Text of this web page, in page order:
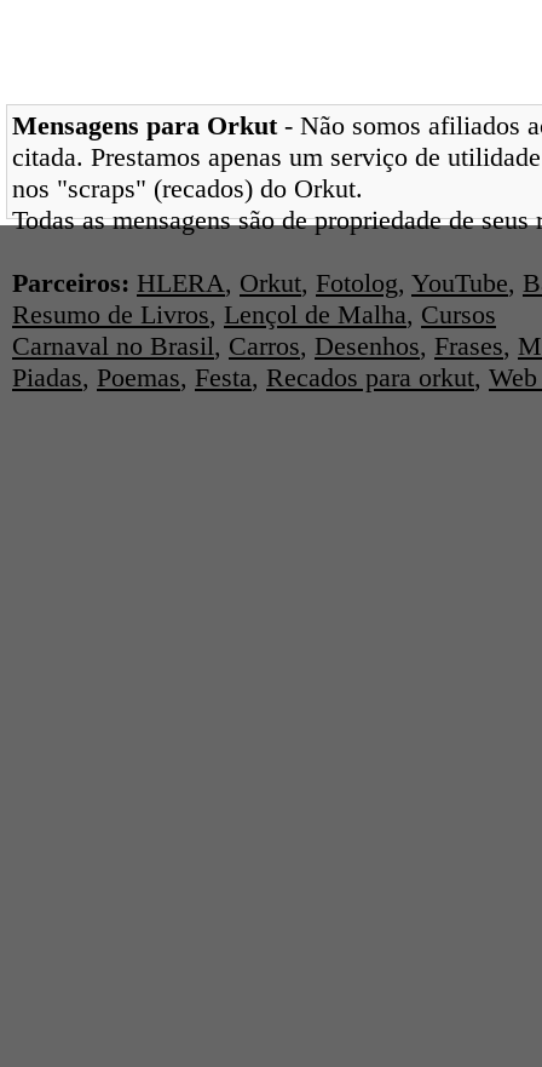
Mensagens para Orkut- Não somos afiliados
citada. Prestamos apenas um serviço de
nos "scraps" (recados) do Orkut.
Todas as mensagens são de propriedade de
Parceiros: HLERA, Orkut, Fotolog, YouTube,
Resumo de Livros, Lençol de Malha, Cursos
Carnaval no Brasil, Carros, Desenhos, Frases,
Piadas, Poemas, Festa, Recados para orkut,